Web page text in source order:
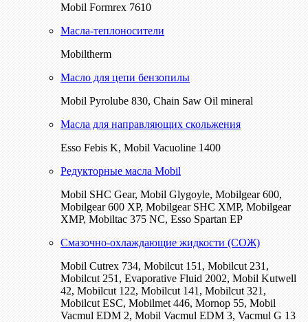
Mobil Formrex 7610
Масла-теплоносители
Mobiltherm
Масло для цепи бензопилы
Mobil Pyrolube 830, Chain Saw Oil mineral
Масла для направляющих скольжения
Esso Febis K, Mobil Vacuoline 1400
Редукторные масла Mobil
Mobil SHC Gear, Mobil Glygoyle, Mobilgear 600,
Mobilgear 600 XP, Mobilgear SHC XMP, Mobilgear
XМP, Mobiltac 375 NC, Esso Spartan EP
Смазочно-охлаждающие жидкости (СОЖ)
Mobil Cutrex 734, Mobilcut 151, Mobilcut 231,
Mobilcut 251, Evaporative Fluid 2002, Mobil Kutwell
42, Mobilcut 122, Mobilcut 141, Mobilcut 321,
Mobilcut ESC, Mobilmet 446, Mornop 55, Mobil
Vacmul EDM 2, Mobil Vacmul EDM 3, Vacmul G 13